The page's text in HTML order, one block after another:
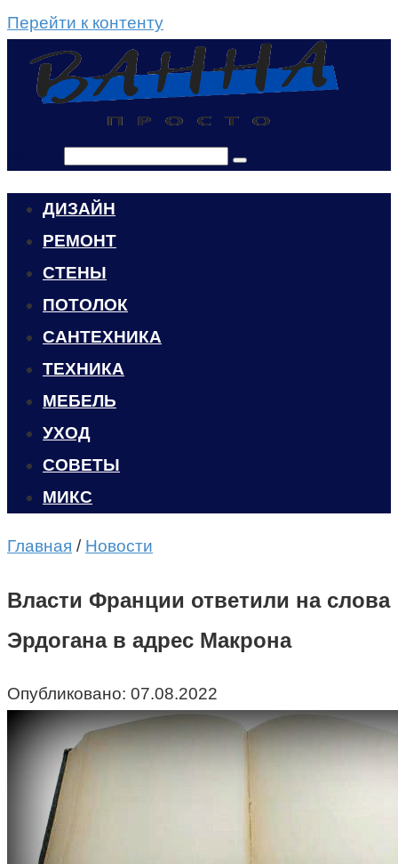
Перейти к контенту
ДИЗАЙН
РЕМОНТ
СТЕНЫ
ПОТОЛОК
САНТЕХНИКА
ТЕХНИКА
МЕБЕЛЬ
УХОД
CОВЕТЫ
МИКС
Главная / Новости
Власти Франции ответили на слова
Эрдогана в адрес Макрона
Опубликовано: 07.08.2022